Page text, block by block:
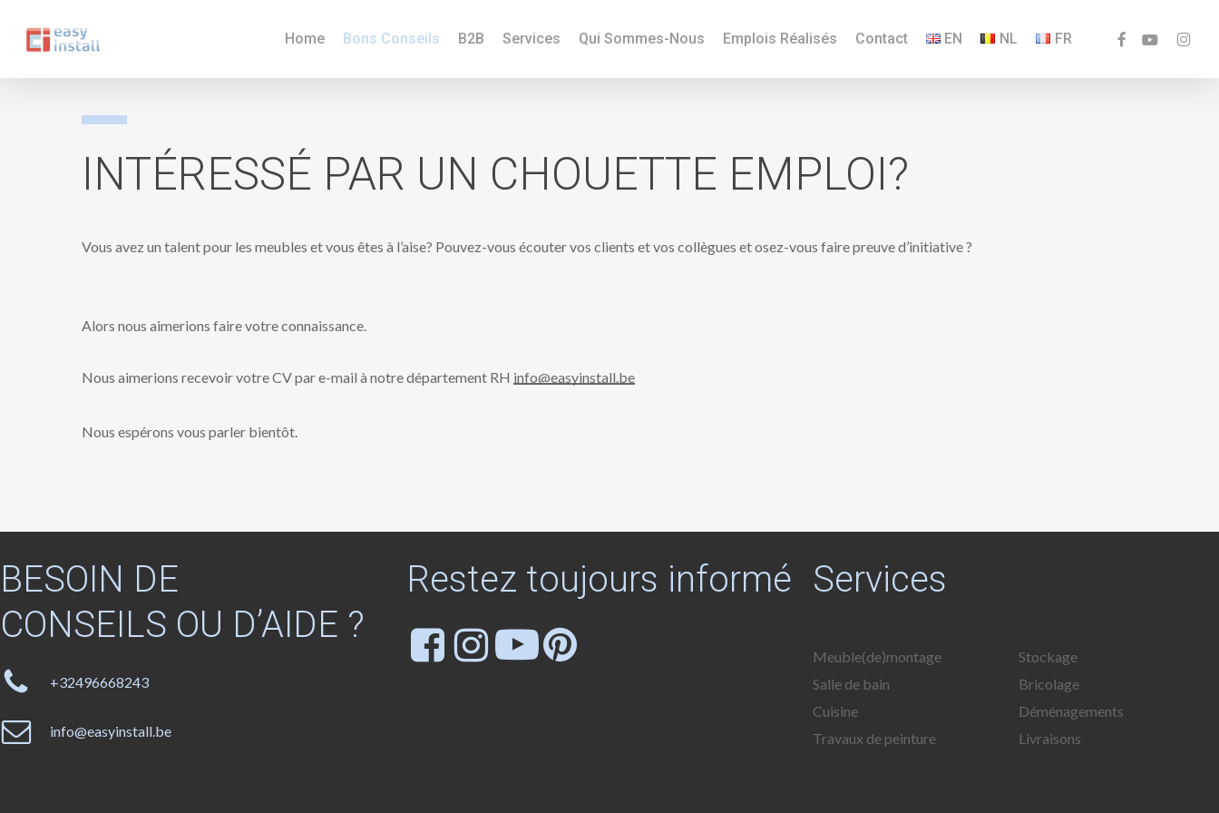
Home Bons Conseils B2B Services Qui Sommes-Nous Emplois Réalisés Contact EN NL FR facebookyoutube
INTÉRESSÉ PAR UN CHOUETTE EMPLOI?
Vous avez un talent pour les meubles et vous êtes à l’aise? Pouvez-vous écouter vos clients et vos collègues et osez-vous faire preuve d’initiative ?
Alors nous aimerions faire votre connaissance.
Nous aimerions recevoir votre CV par e-mail à notre département RH info@easyinstall.be
Nous espérons vous parler bientôt.
BESOIN DE
CONSEILS OU D’AIDE ?
+32496668243
info@easyinstall.be
Restez toujours informé Services
Meuble(de)montage
Salle de bain
Cuisine
Travaux de peinture
Stockage
Bricolage
Déménagements
Livraisons